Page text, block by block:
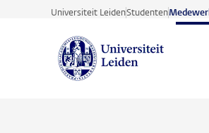
Ga direct naar de inhoud
Universiteit LeidenStudenten